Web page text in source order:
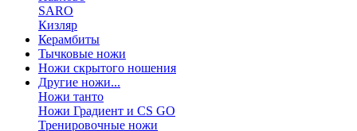
SARO
Кизляр
Керамбиты
Тычковые ножи
Ножи скрытого ношения
Другие ножи...
Ножи танто
Ножи Градиент и CS GO
Тренировочные ножи